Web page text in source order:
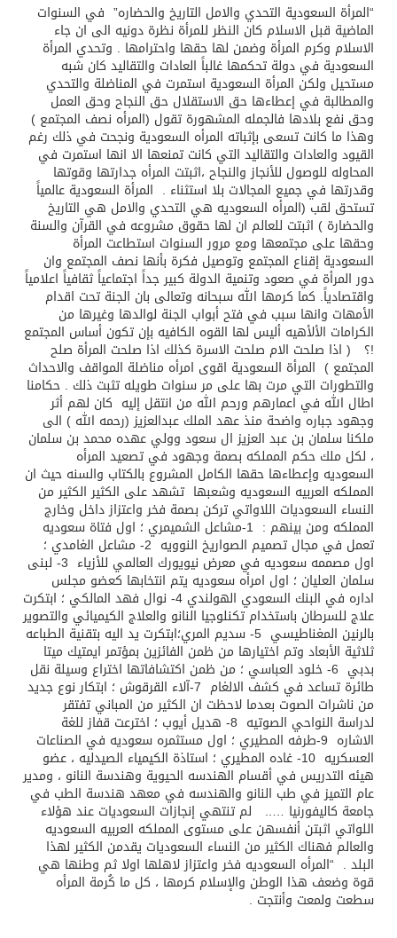
“المرأة السعودية التحدي والامل التاريخ والحضاره” في السنوات
الماضية قبل الاسلام كان النظر للمرأة نظرة دونيه الى ان جاء
الاسلام وكرم المرأة وضمن لها حقها واحترامها . وتحدي المرأة
السعودية في دولة تحكمها غالباً العادات والتقاليد كان شبه
مستحيل ولكن المرأة السعودية استمرت في المناضلة والتحدي
والمطالبة في إعطاءها حق الاستقلال حق النجاح وحق العمل
وحق نفع بلادها فالجمله المشهورة تقول (المرأه نصف المجتمع )
وهذا ما كانت تسعى بإثباته المرأه السعودية ونجحت في ذلك رغم
القيود والعادات والتقاليد التي كانت تمنعها الا انها استمرت في
المحاوله للوصول للأنجاز والنجاح ،اثبتت المرأه جدارتها وقوتها
وقدرتها في جميع المجالات بلا استثناء . المرأة السعودية عالمياً
تستحق لقب (المرأه السعوديه هي التحدي والامل هي التاريخ
والحضارة ) اثبتت للعالم ان لها حقوق مشروعه في القرآن والسنة
وحقها على مجتمعها ومع مرور السنوات استطاعت المرأة
السعودية إقناع المجتمع وتوصيل فكرة بأنها نصف المجتمع وان
دور المرأة في صعود وتنمية الدولة كبير جداً اجتماعياً ثقافياً اعلامياً
واقتصادياً. كما كرمها الله سبحانه وتعالى بان الجنة تحت اقدام
الأمهات وانها سبب في فتح أبواب الجنة لوالدها وغيرها من
الكرامات الألأهيه أليس لها القوه الكافيه بإن تكون أساس المجتمع
!؟ ( اذا صلحت الام صلحت الاسرة كذلك اذا صلحت المرأة صلح
المجتمع ) المرأة السعودية اقوى امرأه مناضلة المواقف والاحداث
والتطورات التي مرت بها على مر سنوات طويله تثبت ذلك . حكامنا
اطال الله في اعمارهم ورحم الله من انتقل إليه كان لهم أثر
وجهود جباره واضحة منذ عهد الملك عبدالعزيز (رحمه الله ) الى
ملكنا سلمان بن عبد العزيز ال سعود وولي عهده محمد بن سلمان
، لكل ملك حكم المملكه بصمة وجهود في تصعيد المرأه
السعوديه وإعطاءها حقها الكامل المشروع بالكتاب والسنه حيث ان
المملكه العربيه السعوديه وشعبها تشهد على الكثير الكثير من
النساء السعوديات اللاواتي تركن بصمة فخر واعتزاز داخل وخارج
المملكه ومن بينهم : 1-مشاعل الشميمري ؛ اول فتاة سعوديه
تعمل في مجال تصميم الصواريخ النوويه 2- مشاعل الغامدي ؛
اول مصممه سعوديه في معرض نيويورك العالمي للأزياء 3- لبنى
سلمان العليان ؛ اول امرأه سعوديه يتم انتخابها كعضو مجلس
اداره في البنك السعودي الهولندي 4- نوال فهد المالكي ؛ ابتكرت
علاج للسرطان باستخدام تكنلوجيا النانو والعلاج الكيميائي والتصوير
بالرنين المغناطيسي 5- سديم المري؛ابتكرت يد اليه بتقنية الطباعه
ثلاثية الأبعاد وتم اختيارها من ظمن الفائزين بمؤتمر ايمتيك ميتا
بدبي 6- خلود العباسي ؛ من ظمن اكتشافاتها اختراع وسيلة نقل
طائرة تساعد في كشف الالغام 7-آلاء القرقوش ؛ ابتكار نوع جديد
من ناشرات الصوت بعدما لاحظت ان الكثير من المباني تفتقر
لدراسة النواحي الصوتيه 8- هديل أيوب ؛ اخترعت قفاز للغة
الاشاره 9-طرفه المطيري ؛ اول مستثمره سعوديه في الصناعات
العسكريه 10- غاده المطيري ؛ استاذة الكيمياء الصيدليه ، عضو
هيئه التدريس في أقسام الهندسه الحيوية وهندسة النانو ، ومدير
عام التميز في طب النانو والهندسه في معهد هندسة الطب في
جامعة كاليفورنيا ….. لم تنتهي إنجازات السعوديات عند هؤلاء
اللواتي اثبتن أنفسهن على مستوى المملكه العربيه السعوديه
والعالم فهناك الكثير من النساء السعوديات يقدمن الكثير لهذا
البلد . “المرأه السعوديه فخر واعتزاز لاهلها اولا ثم وطنها هي
قوة وضعف هذا الوطن والإسلام كرمها ، كل ما كُرمة المرأه
سطعت ولمعت وأنتجت .